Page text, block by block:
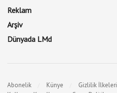
Reklam
Arşiv
Dünyada LMd
Abonelik Künye Gizlilik İlkeleri